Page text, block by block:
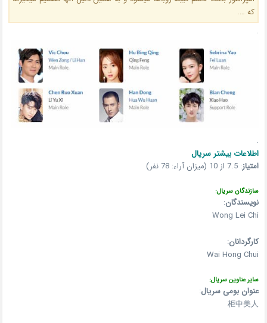
که ….
.
.
اطلاعات بیشتر سریال
امتیاز:7.5 از 10 (میزان آراء: 78 نفر)
سازندگان سریال:
نویسندگان:
Wong Lei Chi
کارگردانان:
Wai Hong Chui
سایر عناوین سریال:
عنوان بومی سریال:
柜中美人